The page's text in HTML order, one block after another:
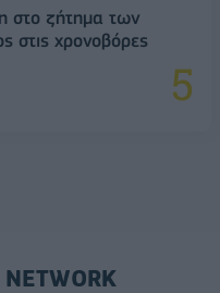
στο ζήτημα των
στις χρονοβόρες